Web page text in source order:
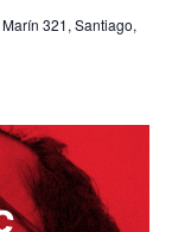
Marín 321, Santiago,